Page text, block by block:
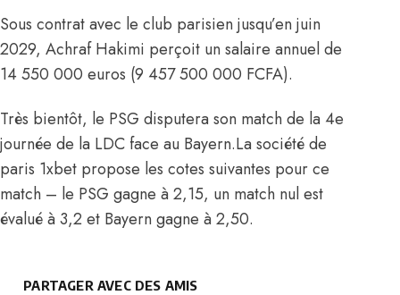
Sous contrat avec le club parisien jusqu’en juin
2029, Achraf Hakimi perçoit un salaire annuel de
14 550 000 euros (9 457 500 000 FCFA).
Très bientôt, le PSG disputera son match de la 4e
journée de la LDC face au Bayern.La société de
paris 1xbet propose les cotes suivantes pour ce
match – le PSG gagne à 2,15, un match nul est
évalué à 3,2 et Bayern gagne à 2,50.
PARTAGER AVEC DES AMIS